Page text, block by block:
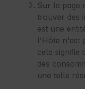
Sur la page
trouver des
est une
l'Hôte n'est
cela signifie
des
une telle